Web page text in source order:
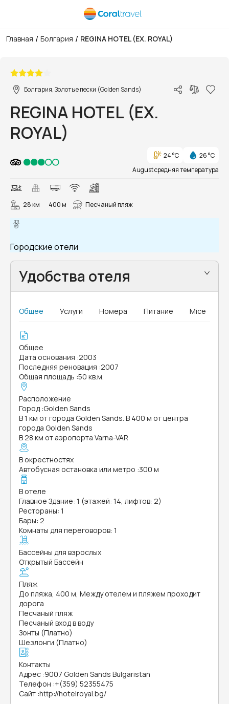
Главная / Болгария / REGINA HOTEL (EX. ROYAL)
Болгария, Золотые пески (Golden Sands)
REGINA HOTEL (EX.
ROYAL)
24 °C
26 °C
August средняя температура
28 км 400 м Песчаный пляж
Городские отели
Удобства отеля
Общее Услуги Номера Питание Mice
Общее
Дата основания :2003
Последняя реновация :2007
Общая площадь :50 кв.м.
Расположение
Город :Golden Sands
В 1 км от города Golden Sands. В 400 м от центра
города Golden Sands
В 28 км от аэропорта Varna-VAR
В окрестностях
Автобусная остановка или метро :300 м
В отеле
Главное Здание: 1 (этажей: 14, лифтов: 2)
Рестораны: 1
Бары: 2
Комнаты для переговоров: 1
Бассейны для взрослых
Открытый Бассейн
Пляж
До пляжа, 400 м, Между отелем и пляжем проходит
дорога
Песчаный пляж
Песчаный вход в воду
Зонты (Платно)
Шезлонги (Платно)
Контакты
Адрес :9007 Golden Sands Bulgaristan
Телефон :+(359) 52355475
Сайт :http://hotelroyal.bg/